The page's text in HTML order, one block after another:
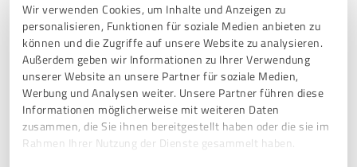
Wir verwenden Cookies, um Inhalte und Anzeigen zu
personalisieren, Funktionen für soziale Medien anbieten zu
können und die Zugriffe auf unsere Website zu analysieren.
Außerdem geben wir Informationen zu Ihrer Verwendung
unserer Website an unsere Partner für soziale Medien,
Werbung und Analysen weiter. Unsere Partner führen diese
Informationen möglicherweise mit weiteren Daten
zusammen, die Sie ihnen bereitgestellt haben oder die sie im
Rahmen Ihrer Nutzung der Dienste gesammelt haben.
17.02.2021 Anonym
5,00 von 5
SEHR GUT Empfehlung
Cooles Team, was im Sinne der Kunden agiert und sich